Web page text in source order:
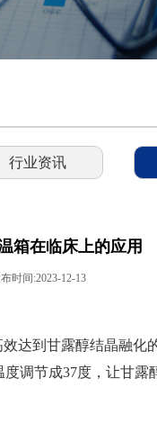
行业资讯
箱在临床上的应用
时间:2023-12-13
达到甘露醇结晶融
调节成37度，让甘